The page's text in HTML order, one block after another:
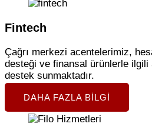
Fintech
Çağrı merkezi acentelerimiz,
desteği ve finansal ürünlerle
destek sunmaktadır.
DAHA FAZLA BILGI